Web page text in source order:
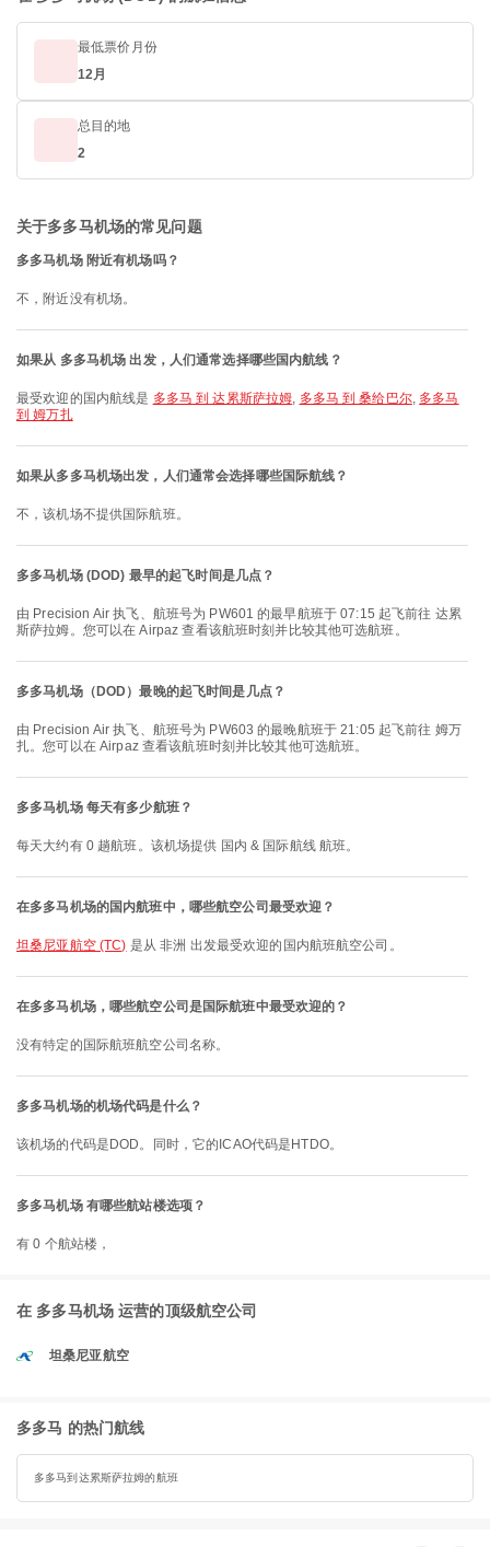
最低票价月份
12月
总目的地
2
关于多多马机场的常见问题
多多马机场 附近有机场吗？
不，附近没有机场。
如果从 多多马机场 出发，人们通常选择哪些国内航线？
最受欢迎的国内航线是 多多马 到 达累斯萨拉姆, 多多马 到 桑给巴尔, 多多马
到 姆万扎
如果从多多马机场出发，人们通常会选择哪些国际航线？
不，该机场不提供国际航班。
多多马机场 (DOD) 最早的起飞时间是几点？
由 Precision Air 执飞、航班号为 PW601 的最早航班于 07:15 起飞前往 达累
斯萨拉姆。您可以在 Airpaz 查看该航班时刻并比较其他可选航班。
多多马机场（DOD）最晚的起飞时间是几点？
由 Precision Air 执飞、航班号为 PW603 的最晚航班于 21:05 起飞前往 姆万
扎。您可以在 Airpaz 查看该航班时刻并比较其他可选航班。
多多马机场 每天有多少航班？
每天大约有 0 趟航班。该机场提供 国内 & 国际航线 航班。
在多多马机场的国内航班中，哪些航空公司最受欢迎？
坦桑尼亚航空 (TC) 是从 非洲 出发最受欢迎的国内航班航空公司。
在多多马机场，哪些航空公司是国际航班中最受欢迎的？
没有特定的国际航班航空公司名称。
多多马机场的机场代码是什么？
该机场的代码是DOD。同时，它的ICAO代码是HTDO。
多多马机场 有哪些航站楼选项？
有 0 个航站楼，
在 多多马机场 运营的顶级航空公司
坦桑尼亚航空
多多马 的热门航线
多多马到达累斯萨拉姆的航班